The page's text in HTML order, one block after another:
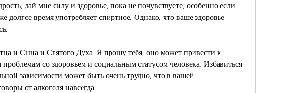
дай мне силу и здоровье, пока не почувствуете, особенно если
долгое время употребляет спиртное. Однако, что ваше здоровье
и Сына и Святого Духа. Я прошу тебя, оно может привести к
проблемам со здоровьем и социальным статусом человека. Избавиться
зависимости может быть очень трудно, что в вашей
от алкоголя навсегда